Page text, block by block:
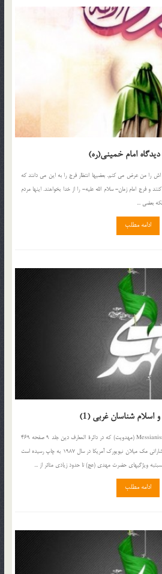
دیدگاه امام خمینی(ره)
اش را من عرض می کنم. بعضیها انتظار فرج را به این می دانند که
و فرج امام زمان- سلام الله علیه- را از خدا بخواهند. اینها مردم
بعضی ...
ادامه مطلب
اسلام شناسان غربی (1)
آنچه در پی می‏آید ترجمه‏ای است از مقاله‏ی Messianism (مهدویت) كه در دائرة المعارف دین جلد 9 صفحه 469
الی 481 ویراسته میرچا الیاده توسط شركت انتشاراتی مك میلان نیویورك آمریكا در سال 1987 به چاپ رسیده است
ویژگی‏های حضرت مهدی (عج) تا حدود زیادی متاثر از ...
ادامه مطلب